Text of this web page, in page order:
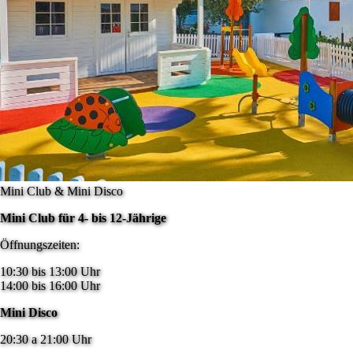
Mini Club & Mini Disco
Mini Club für 4- bis 12-Jährige
Öffnungszeiten:
10:30 bis 13:00 Uhr
14:00 bis 16:00 Uhr
Mini Disco
20:30 a 21:00 Uhr